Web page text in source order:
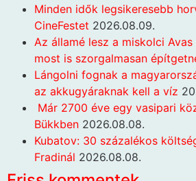
Minden idők legsikeresebb
CineFestet 2026.08.09.
Az államé lesz a miskolci
most is szorgalmasan
Lángolni fognak a
az akkugyáraknak kell a víz
Már 2700 éve egy vasipari
Bükkben 2026.08.08.
Kubatov: 30 százalékos
Fradinál 2026.08.08.